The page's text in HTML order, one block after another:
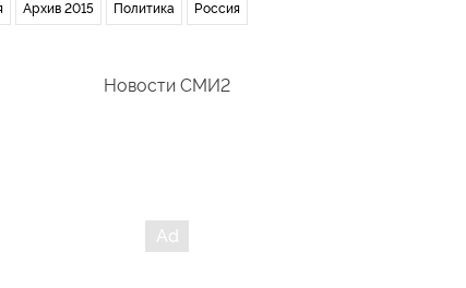
Архив 2015 Политика Россия
Новости СМИ2